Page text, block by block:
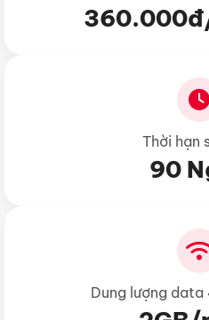
Thời hạn
90
Dung lượng